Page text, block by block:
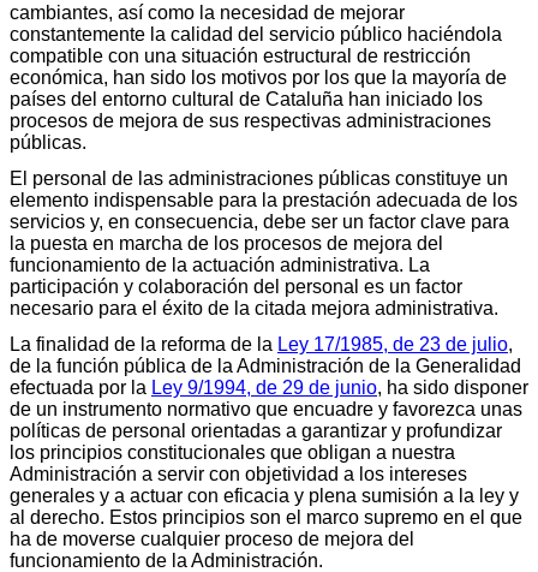
cambiantes, así como la necesidad de mejorar
constantemente la calidad del servicio público haciéndola
compatible con una situación estructural de restricción
económica, han sido los motivos por los que la mayoría de
países del entorno cultural de Cataluña han iniciado los
procesos de mejora de sus respectivas administraciones
públicas.
El personal de las administraciones públicas constituye un
elemento indispensable para la prestación adecuada de los
servicios y, en consecuencia, debe ser un factor clave para
la puesta en marcha de los procesos de mejora del
funcionamiento de la actuación administrativa. La
participación y colaboración del personal es un factor
necesario para el éxito de la citada mejora administrativa.
La finalidad de la reforma de la Ley 17/1985, de 23 de julio,
de la función pública de la Administración de la Generalidad
efectuada por la Ley 9/1994, de 29 de junio, ha sido disponer
de un instrumento normativo que encuadre y favorezca unas
políticas de personal orientadas a garantizar y profundizar
los principios constitucionales que obligan a nuestra
Administración a servir con objetividad a los intereses
generales y a actuar con eficacia y plena sumisión a la ley y
al derecho. Estos principios son el marco supremo en el que
ha de moverse cualquier proceso de mejora del
funcionamiento de la Administración.